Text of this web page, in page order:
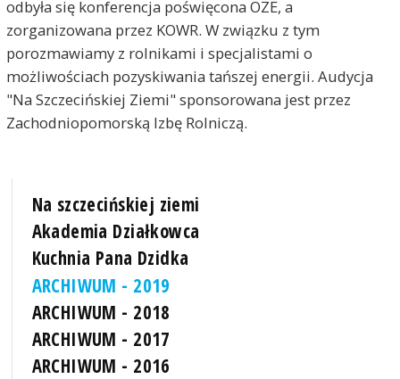
odbyła się konferencja poświęcona OZE, a
zorganizowana przez KOWR. W związku z tym
porozmawiamy z rolnikami i specjalistami o
możliwościach pozyskiwania tańszej energii. Audycja
"Na Szczecińskiej Ziemi" sponsorowana jest przez
Zachodniopomorską Izbę Rolniczą.
Na szczecińskiej ziemi
Akademia Działkowca
Kuchnia Pana Dzidka
ARCHIWUM - 2019
ARCHIWUM - 2018
ARCHIWUM - 2017
ARCHIWUM - 2016